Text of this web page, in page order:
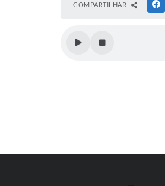
COMPARTILHAR